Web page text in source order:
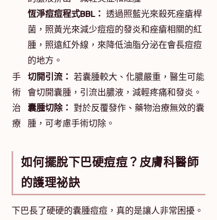
恆淨痘痘程式BBL： 透過照藍光來殺死痤瘡桿
菌，照黃光來減少痘痘的發炎和痤瘡相關的紅
腫，照遠紅外線，來降低油脂分泌在會長痘痘
的地方。
手
術
治
療
切開引流： 若囊腫較大、化膿嚴重，醫生可能
會切開囊腫，引流出膿液，減輕疼痛和發炎。
囊腫切除： 對於反覆發作、藥物治療無效的囊
腫，可考慮手術切除。
如何擺脫下巴硬痘痘？皮膚科醫師
的護理祕訣
下巴長了硬硬的囊腫痘痘，真的是讓人非常困擾。